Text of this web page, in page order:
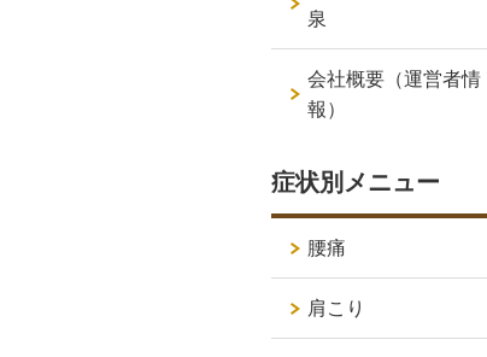
泉
会社概要（運営者情
報）
症状別メニュー
腰痛
肩こり